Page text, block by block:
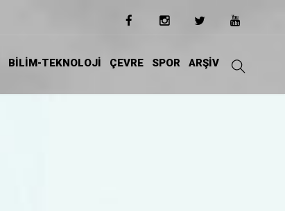
BİLİM-TEKNOLOJİ ÇEVRE SPOR ARŞİV